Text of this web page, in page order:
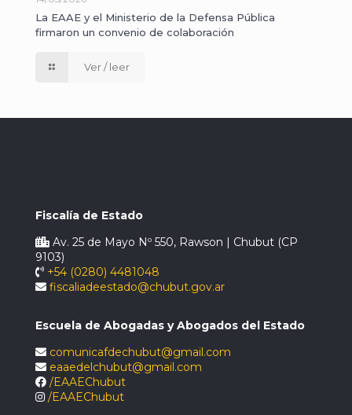
La EAAE y el Ministerio de la Defensa Pública
firmaron un convenio de colaboración
Ver / leer
Fiscalía de Estado
Av. 25 de Mayo Nº 550, Rawson | Chubut (CP
9103)
+54 (0280) 4481048
fiscaliadeestado@chubut.gov.ar
Escuela de Abogadas y Abogados del Estado
comunicafdechubut@gmail.com
eaaedelchubut@gmail.com
/EAAEChubut
/EAAEChubut